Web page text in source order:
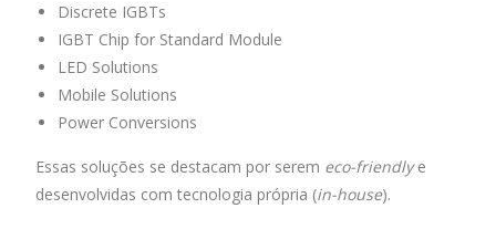
Discrete IGBTs
IGBT Chip for Standard Module
LED Solutions
Mobile Solutions
Power Conversions
Essas soluções se destacam por serem eco-friendlye
desenvolvidas com tecnologia própria (in-house).